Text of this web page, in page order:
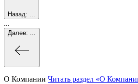
Назад:
...
Далее:
О Компании Читать раздел «О